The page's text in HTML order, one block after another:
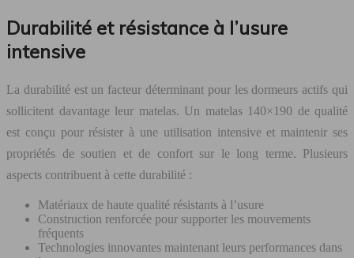
Durabilité et résistance à l’usure
intensive
La durabilité est un facteur déterminant pour les dormeurs actifs qui
sollicitent davantage leur matelas. Un matelas 140×190 de qualité
est conçu pour résister à une utilisation intensive et maintenir ses
propriétés de soutien et de confort sur le long terme. Plusieurs
aspects contribuent à cette durabilité :
Matériaux de haute qualité résistants à l’usure
Construction renforcée pour supporter les mouvements
fréquents
Technologies innovantes maintenant leurs performances dans